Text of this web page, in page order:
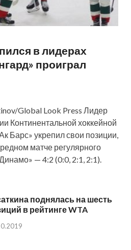
в лидерах
проиграл
Global Look Press Лидер
Континентальной хоккейной
Барс» укрепил свои позиции,
матче регулярного
— 4:2 (0:0, 2:1, 2:1).
поднялась на шесть
в рейтинге WTA